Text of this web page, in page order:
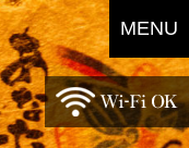
MENU